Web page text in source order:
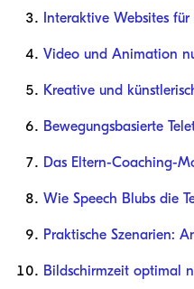
Interaktive Websites
Video und Animation
Kreative und
Bewegungsbasierte
Das Eltern-Coaching-
Wie Speech Blubs die
Praktische Szenarien:
Bildschirmzeit optimal